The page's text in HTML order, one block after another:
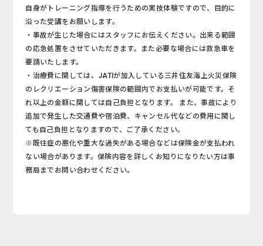
自身がトレーニング指導を行うための実技体験ですので、目的に
沿った受講をお願いします。
・事故が生じた場合にはスタッフにお伝えください。出来る範囲
の応急処置をさせていただきます。また必要な場合には救急車を
要請いたします。
・治療費に関しては、JATIが加入している三井住友海上火災保険
のレクリエーション傷害保険の範囲内でお支払いが可能です。そ
れ以上の金額に関しては自己負担となります。 また、事故により
追加で発生した交通費や宿泊費、キャンセル代などの費用に関し
ても自己負担となりますので、ご了承ください。
※既往症の悪化や重大な過失がある場合などは保険金が支払われ
ない場合があります。保険内容を詳しくお知りになりたい方は事
務局までお問い合わせください。